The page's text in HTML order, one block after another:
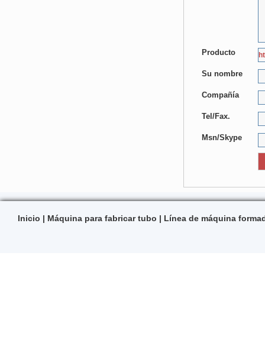
Producto
Su nombre
Compañía
Tel/Fax.
Msn/Skype
Inicio | Máquina para fabricar tubo | Línea de máquina